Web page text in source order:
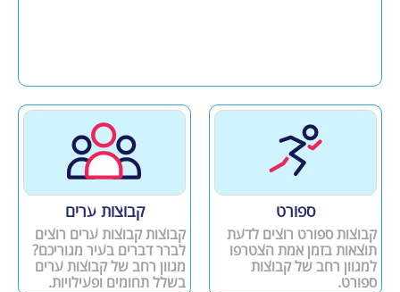
ספורט
קבוצות ספורט רוצים לדעת
תוצאות בזמן אמת הצטרפו
למגוון רחב של קבוצות
ספורט.
קבוצות ערים
קבוצות קבוצות ערים רוצים
לברר דברים בעיר מגוריכם?
מגוון רחב של קבוצות ערים
בשלל תחומים ופעילויות.